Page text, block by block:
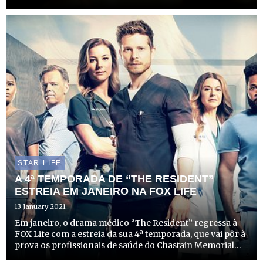
Namorados, dia 14, uma aclamada obra prima cinemat...
STAR LIFE
A 4ª TEMPORADA DE “THE RESIDENT”
ESTREIA EM JANEIRO NA FOX LIFE
13 January 2021
Em janeiro, o drama médico “The Resident” regressa à
FOX Life com a estreia da sua 4ª temporada, que vai pôr à
prova os profissionais de saúde do Chastain Memorial